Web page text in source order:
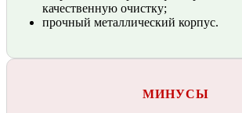
качественную очистку;
прочный металлический корпус.
МИНУСЫ